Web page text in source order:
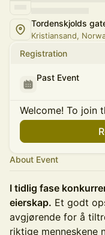
Tordenskjolds
Kristiansand,
Registration
Past Event
Welcome! To join
About Event
I tidlig fase
eierskap. Et godt
avgjørende for å
riktige menneskene